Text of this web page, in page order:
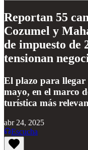
Reportan 55
Cozumel y
de impuesto de
tensionan
El plazo para llegar
mayo, en el marco
turística más
abr 24, 2025
Escucha